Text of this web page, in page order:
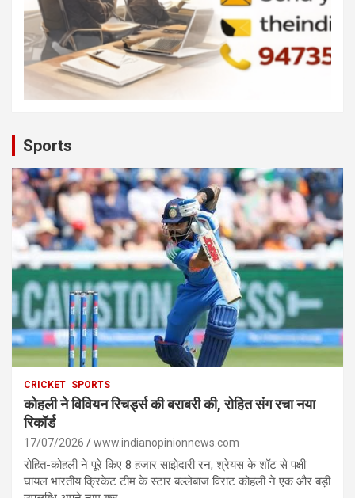
Sports
CRICKET SPORTS
कोहली ने विवियन रिचर्ड्स की बराबरी की, रोहित संग रचा नया
रिकॉर्ड
17/07/2026 www.indianopinionnews.com
रोहित-कोहली ने पूरे किए 8 हजार साझेदारी रन, श्रेयस के शॉट से पक्षी
घायल भारतीय क्रिकेट टीम के स्टार बल्लेबाज विराट कोहली ने एक और बड़ी